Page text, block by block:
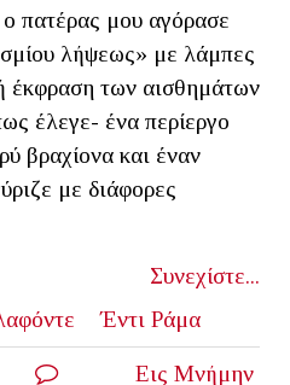
πατέρας μου αγόρασε
λήψεως» με λάμπες
έκφραση των αισθημάτων
έλεγε- ένα περίεργο
βραχίονα και έναν
με διάφορες
Συνεχίστε...
Έντι Ράμα
Εις Μνήμην